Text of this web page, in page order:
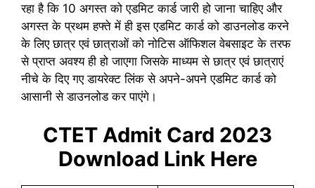
रहा है कि 10 अगस्त को एडमिट कार्ड जारी हो जाना चाहिए और
अगस्त के प्रथम हफ्ते में ही इस एडमिट कार्ड को डाउनलोड करने
के लिए छात्र एवं छात्राओं को नोटिस ऑफिशल वेबसाइट के तरफ
से प्राप्त अवश्य ही हो जाएगा जिसके माध्यम से छात्र एवं छात्राएं
नीचे के दिए गए डायरेक्ट लिंक से अपने-अपने एडमिट कार्ड को
आसानी से डाउनलोड कर पाएंगे।
CTET Admit Card 2023
Download Link Here